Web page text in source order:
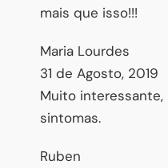
mais que isso!!!
Maria Lourdes
31 de Agosto, 2019
Muito interessante,
sintomas.
Ruben